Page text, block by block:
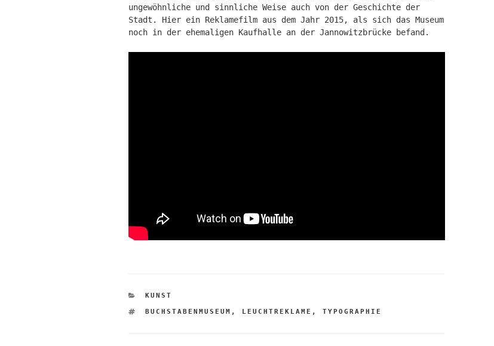
ungewöhnliche und sinnliche Weise auch von der Geschichte der
Stadt. Hier ein Reklamefilm aus dem Jahr 2015, als sich das Museum
noch in der ehemaligen Kaufhalle an der Jannowitzbrücke befand.
KATEGORIEN
KUNST
SCHLAGWÖRTER
BUCHSTABENMUSEUM , LEUCHTREKLAME , TYPOGRAPHIE